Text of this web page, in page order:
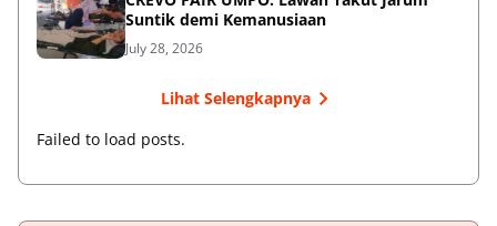
Suntik demi Kemanusiaan
July 28, 2026
Lihat Selengkapnya
Failed to load posts.